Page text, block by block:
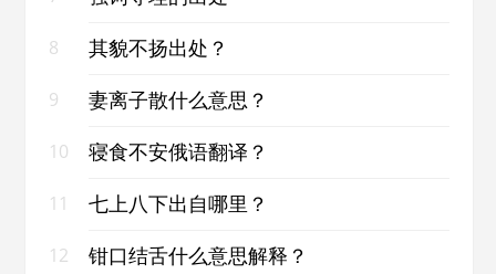
8 其貌不扬出处？
9 妻离子散什么意思？
10 寝食不安俄语翻译？
11 七上八下出自哪里？
12 钳口结舌什么意思解释？